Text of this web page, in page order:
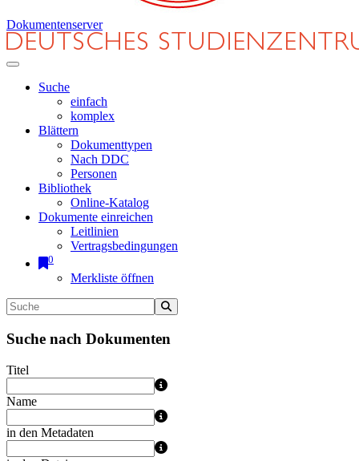
Dokumentenserver
Suche
einfach
komplex
Blättern
Dokumenttypen
Nach DDC
Personen
Bibliothek
Online-Katalog
Dokumente einreichen
Leitlinien
Vertragsbedingungen
0
Merkliste öffnen
Suche nach Dokumenten
Titel
Name
in den Metadaten